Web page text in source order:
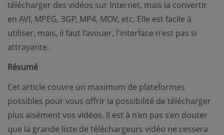
télécharger des vidéos sur Internet, mais la convertir
en AVI, MPEG, 3GP, MP4, MOV, etc. Elle est facile à
utiliser, mais, il faut l’avouer, l'interface n'est pas si
attrayante.
Résumé
Cet article couvre un maximum de plateformes
possibles pour vous offrir la possibilité de télécharger
plus aisément vos vidéos. Il est à n’en pas s’en douter
que la grande liste de téléchargeurs vidéo ne cessera